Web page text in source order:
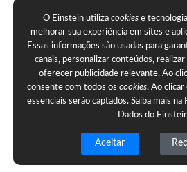
O Einstein utilizacookies e
melhorar sua experiência em sites e
Essas informações são usadas para
canais, personalizar conteúdos,
oferecer publicidade relevante. Ao
consente com todos oscookies. Ao clicar
essenciais serão captados. Saiba mais na
Dados do
Aceitar